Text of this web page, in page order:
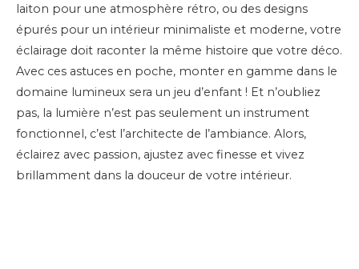
laiton pour une atmosphère rétro, ou des designs
épurés pour un intérieur minimaliste et moderne, votre
éclairage doit raconter la même histoire que votre déco.
Avec ces astuces en poche, monter en gamme dans le
domaine lumineux sera un jeu d’enfant ! Et n’oubliez
pas, la lumière n’est pas seulement un instrument
fonctionnel, c’est l’architecte de l’ambiance. Alors,
éclairez avec passion, ajustez avec finesse et vivez
brillamment dans la douceur de votre intérieur.